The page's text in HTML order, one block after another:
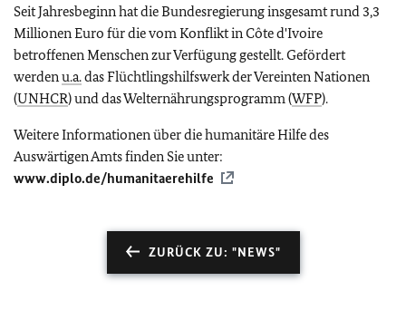
Seit Jahresbeginn hat die Bundesregierung insgesamt rund 3,3
Millionen Euro für die vom Konflikt in Côte d'Ivoire
betroffenen Menschen zur Verfügung gestellt. Gefördert
werdenu.a.das Flüchtlingshilfswerk der Vereinten Nationen
(UNHCR) und das Welternährungsprogramm (WFP).
Weitere Informationen über die humanitäre Hilfe des
Auswärtigen Amts finden Sie unter:
www.diplo.de/humanitaerehilfe
ZURÜCK ZU: "NEWS"